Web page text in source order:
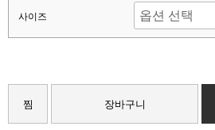
사이즈
찜 장바구니